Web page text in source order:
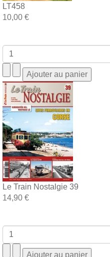
LT458
10,00 €
Le Train Nostalgie 39
14,90 €